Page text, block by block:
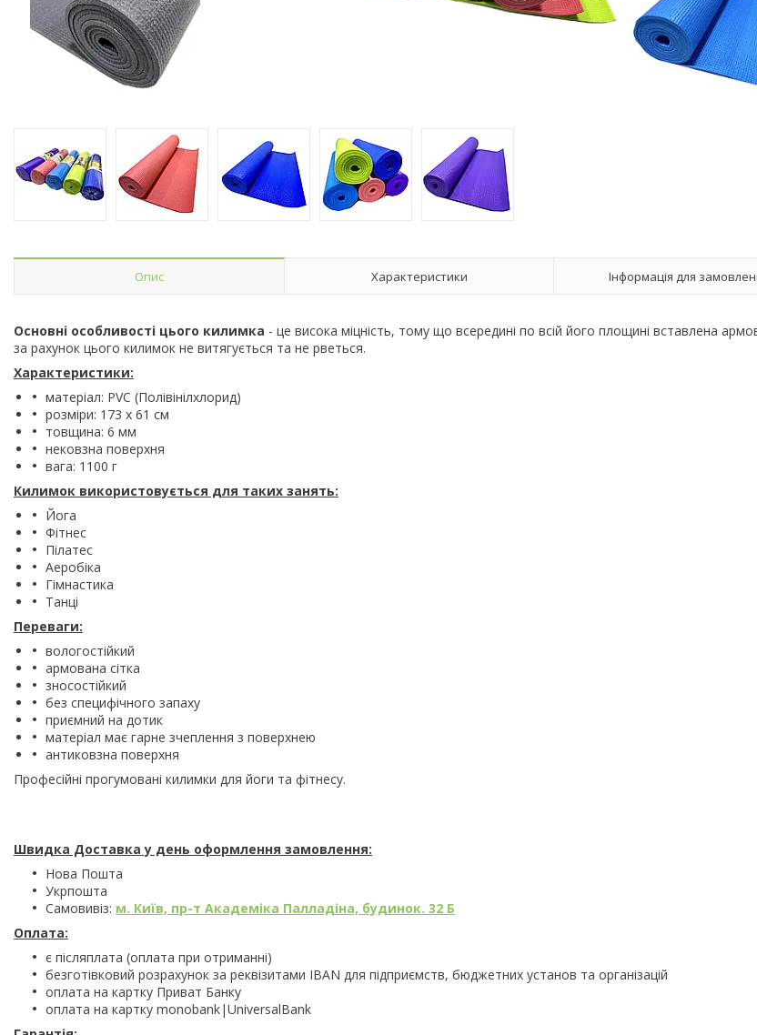
Опис Характеристики Інформація для
Основні особливості цього килимка - це висока міцність, тому що всередині по всій його площині вставлена
за рахунок цього килимок не витягується та не рветься.
Характеристики:
матеріал: PVC (Полівінілхлорид)
розміри: 173 x 61 см
товщина: 6 мм
нековзна поверхня
вага: 1100 г
Килимок використовується для таких занять:
Йога
Фітнес
Пілатес
Аеробіка
Гімнастика
Танці
Переваги:
вологостійкий
армована сітка
зносостійкий
без специфічного запаху
приємний на дотик
матеріал має гарне зчеплення з поверхнею
антиковзна поверхня
Професійні прогумовані килимки для йоги та фітнесу.
Швидка Доставка у день оформлення замовлення:
Нова Пошта
Укрпошта
Самовивіз: м. Київ, пр-т Академіка Палладіна, будинок. 32 Б
Оплата:
є післяплата (оплата при отриманні)
безготівковий розрахунок за реквізитами IBAN для підприємств, бюджетних установ та організацій
оплата на картку Приват Банку
оплата на картку monobank|UniversalBank